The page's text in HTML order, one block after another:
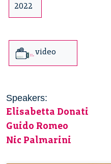
2022
video
Speakers:
Elisabetta Donati
Guido Romeo
Nic Palmarini